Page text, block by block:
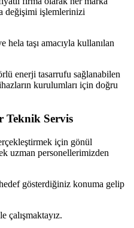
değişimi işlemlerinizi
taşı amacıyla kullanılan
enerji tasarrufu sağlanabilen
kurulumları için doğru
Teknik Servis
için gönül
uzman personellerimizden
gösterdiğiniz konuma gelip
çalışmaktayız.